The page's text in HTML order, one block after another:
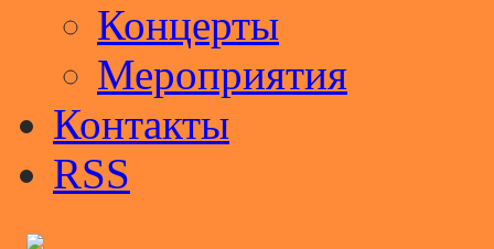
Концерты
Мероприятия
Контакты
RSS